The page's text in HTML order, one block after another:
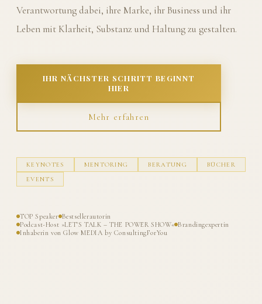
Verantwortung dabei, ihre Marke, ihr Business und ihr
Leben mit Klarheit, Substanz und Haltung zu gestalten.
IHR NÄCHSTER SCHRITT BEGINNT
HIER
Mehr erfahren
KEYNOTES MENTORING BERATUNG
BÜCHER
EVENTS
TOP Speaker Bestsellerautorin
Podcast-Host »LET'S TALK – THE POWER SHOW« Brandingexpertin
Inhaberin von Glow MEDIA by ConsultingForYou